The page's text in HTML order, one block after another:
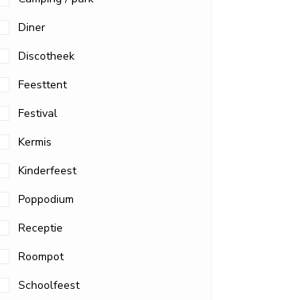
Diner
Discotheek
Feesttent
Festival
Kermis
Kinderfeest
Poppodium
Receptie
Roompot
Schoolfeest